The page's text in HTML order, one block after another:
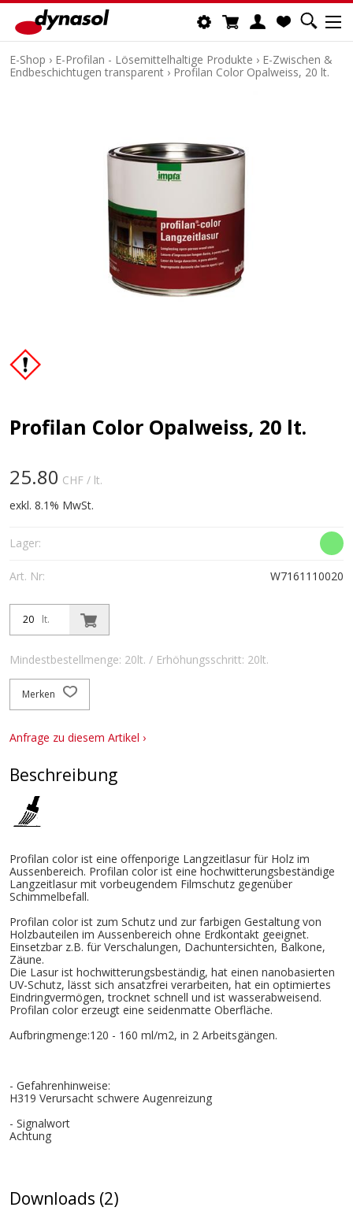
E-Shop › E-Profilan - Lösemittelhaltige Produkte › E-Zwischen &
Endbeschichtugen transparent › Profilan Color Opalweiss, 20 lt.
Profilan Color Opalweiss, 20 lt.
25.80 CHF / lt.
exkl. 8.1% MwSt.
Lager:
Art. Nr: W7161110020
lt.
Mindestbestellmenge: 20lt. / Erhöhungsschritt: 20lt.
Merken
Anfrage zu diesem Artikel ›
Beschreibung
Profilan color ist eine offenporige Langzeitlasur für Holz im
Aussenbereich. Profilan color ist eine hochwitterungsbeständige
Langzeitlasur mit vorbeugendem Filmschutz gegenüber
Schimmelbefall.
Profilan color ist zum Schutz und zur farbigen Gestaltung von
Holzbauteilen im Aussenbereich ohne Erdkontakt geeignet.
Einsetzbar z.B. für Verschalungen, Dachuntersichten, Balkone,
Zäune.
Die Lasur ist hochwitterungsbeständig, hat einen nanobasierten
UV-Schutz, lässt sich ansatzfrei verarbeiten, hat ein optimiertes
Eindringvermögen, trocknet schnell und ist wasserabweisend.
Profilan color erzeugt eine seidenmatte Oberfläche.
Aufbringmenge:120 - 160 ml/m2, in 2 Arbeitsgängen.
- Gefahrenhinweise:
H319 Verursacht schwere Augenreizung
- Signalwort
Achtung
Downloads (2)